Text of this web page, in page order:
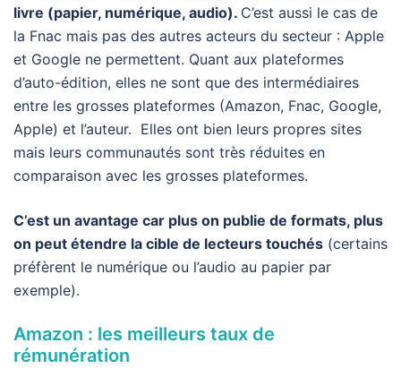
livre (papier, numérique, audio). C’est aussi le cas de
la Fnac mais pas des autres acteurs du secteur : Apple
et Google ne permettent. Quant aux plateformes
d’auto-édition, elles ne sont que des intermédiaires
entre les grosses plateformes (Amazon, Fnac, Google,
Apple) et l’auteur. Elles ont bien leurs propres sites
mais leurs communautés sont très réduites en
comparaison avec les grosses plateformes.
C’est un avantage car plus on publie de formats, plus
on peut étendre la cible de lecteurs touchés (certains
préfèrent le numérique ou l’audio au papier par
exemple).
Amazon : les meilleurs taux de
rémunération